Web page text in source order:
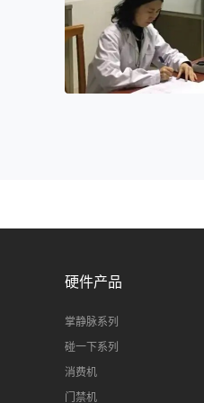
硬件产品
掌静脉系列
碰一下系列
消费机
门禁机